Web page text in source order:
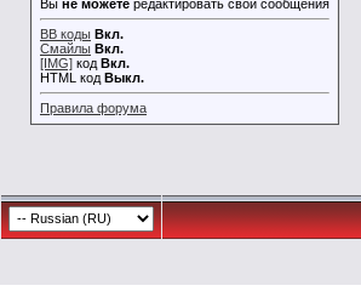
Вы не можете редактировать свои сообщения
BB коды Вкл.
Смайлы Вкл.
[IMG] код Вкл.
HTML код Выкл.
Правила форума